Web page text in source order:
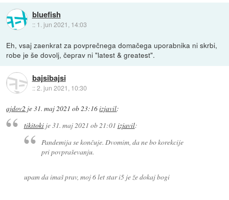
bluefish
:: 1. jun 2021, 14:03
Eh, vsaj zaenkrat za povprečnega domačega uporabnika ni skrbi,
robe je še dovolj, čeprav ni "latest & greatest".
bajsibajsi
::2. jun 2021, 10:30
ajdov2 je31. maj 2021 ob 23:16izjavil:
tikitokije31. maj 2021 ob 21:01 izjavil:
Pandemija se končuje. Dvomim, da ne bo korekcije
pri povpraševanju.
upam da imaš prav, moj 6 let star i5 je že dokaj bogi